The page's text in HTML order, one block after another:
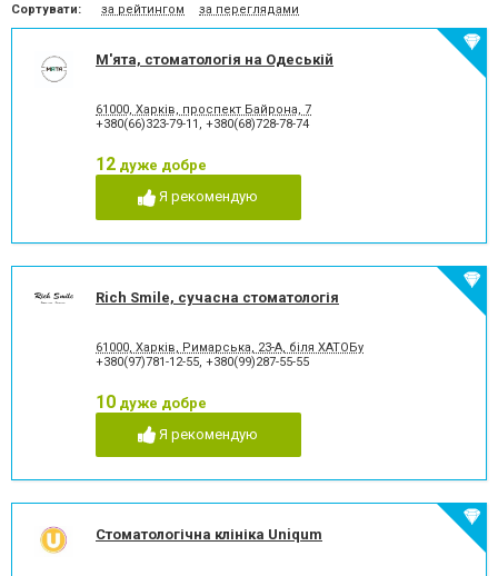
Відбілювання зубів
Вініри
Діагностика зубів
Елайнери
Естетична реставрація
Зубні протези
Клиновидний дефект зубів
Комп'ютерна томографія
Коронка безметалова
Коронка металокерамічна
Коронка цільнокерамічна
Лазеротерапія в
стоматології
Люмініри
Лікування альвеоліту
Лікування гінгівіту
Лікування гіпоплазії емалі
зубів
скронево-нижньощелепного
Лікування кореневих каналів
Лікування пародонтиту
Лікування пародонтозу
Озонотерапія в стоматології
Панорамний знімок
Сортувати: за рейтингом за переглядами
М'ята, стоматологія на Одеській
61000, Харків, проспект Байрона, 7
+380(66)323-79-11 , +380(68)728-78-74
12 дуже добре
Я рекомендую
Rich Smile, сучасна стоматологія
61000, Харків, Римарська, 23-А, біля ХАТОБу
+380(97)781-12-55, +380(99)287-55-55
10 дуже добре
Я рекомендую
Стоматологічна клініка Uniqum